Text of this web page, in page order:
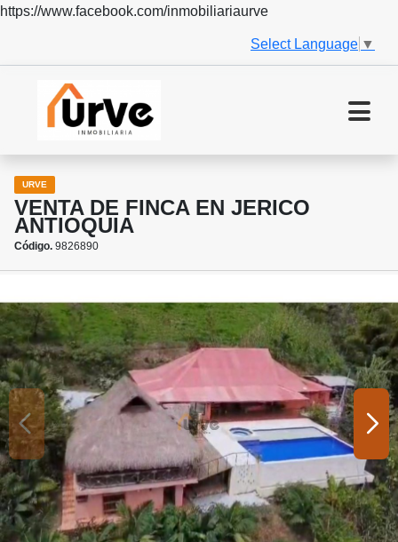
https://www.facebook.com/inmobiliariaurve
Select Language ▼
URVE
VENTA DE FINCA EN JERICO
ANTIOQUIA
Código. 9826890